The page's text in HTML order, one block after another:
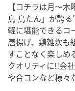
【コチラは月～
鳥 鳥たん」が誇
軽に堪能できるコ
唐揚げ、鶏雑炊
すことなく楽しめ
クオリティに!!会
や合コンなど様々